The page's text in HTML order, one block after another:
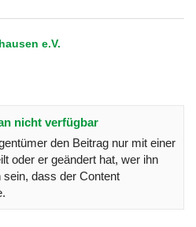
e.V.
nicht verfügbar
den Beitrag nur mit einer
oder er geändert hat, wer ihn
dass der Content